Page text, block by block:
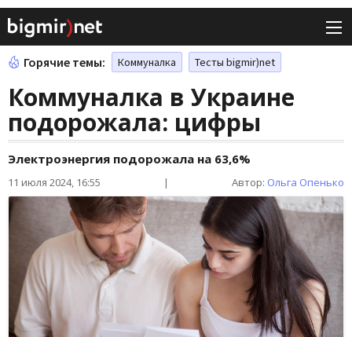
Горячие темы: Коммуналка Тесты bigmir)net
Коммуналка в Украине
подорожала: цифры
Электроэнергия подорожала на 63,6%
11 июля 2024, 16:55 | Автор: Ольга Опенько